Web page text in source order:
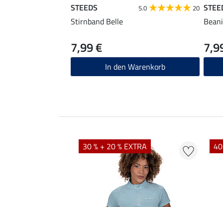
STEEDS 5.0 20
Stirnband Belle
7,99 €
In den Warenkorb
30 % + 20 % EXTRA